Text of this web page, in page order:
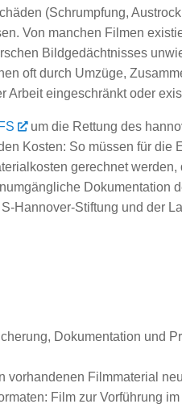
(Schrumpfung,
Von manchen Filmen
Bildgedächtnisses
oft durch Umzüge,
Arbeit eingeschränkt oder
um die Rettung des
Kosten: So müssen für die
gerechnet werden,
Dokumentation
Hannover-Stiftung und der
Dokumentation und
vorhandenen Filmmaterial
Film zur Vorführung